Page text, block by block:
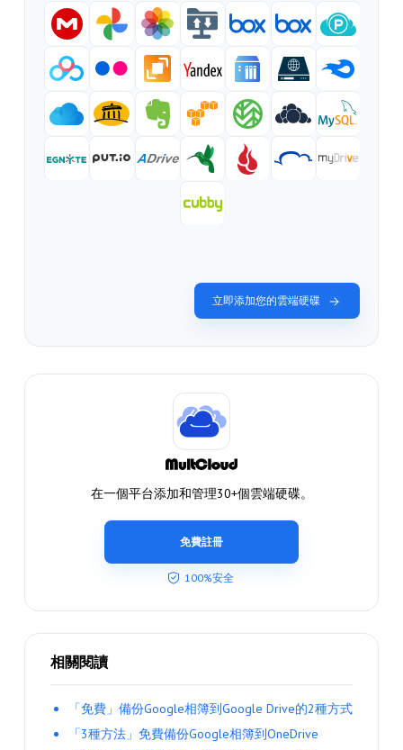
立即添加您的雲端硬碟
在一個平台添加和管理30+個雲端硬碟。
免費註冊
100%安全
相關閱讀
「免費」備份Google相簿到Google Drive的2種方式
「3種方法」免費備份Google相簿到OneDrive